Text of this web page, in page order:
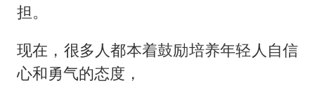
担。
现在，很多人都本着鼓励培养年轻人自信
心和勇气的态度，